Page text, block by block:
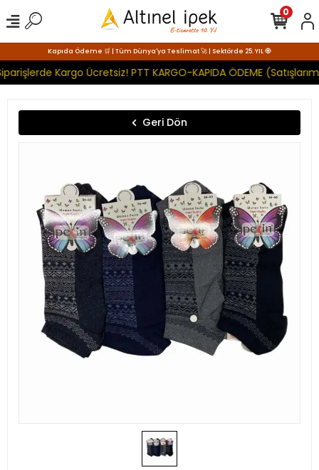
Kapıda Ödeme 🛒 | Tüm Dünya'ya Teslimat 🚀 | Sektörde 25. YIL 🧿
Kargo Ücretsiz! PTT KARGO-KAPIDA ÖDEME
0
Geri Dön